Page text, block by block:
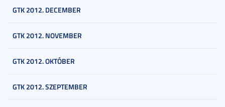
GTK 2012. DECEMBER
GTK 2012. NOVEMBER
GTK 2012. OKTÓBER
GTK 2012. SZEPTEMBER